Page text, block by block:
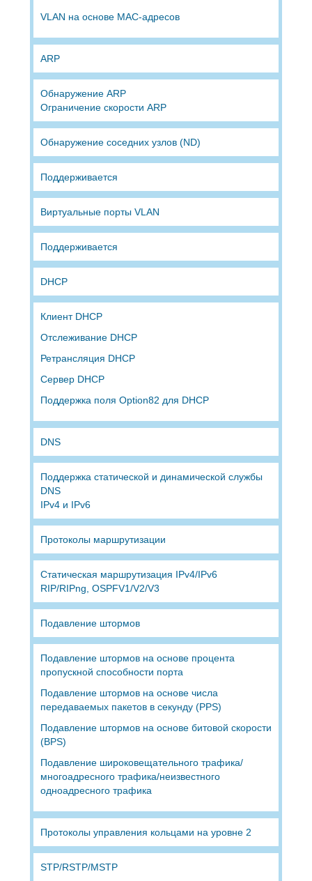
VLAN на основе MAC-адресов
ARP
Обнаружение ARP
Ограничение скорости ARP
Обнаружение соседних узлов (ND)
Поддерживается
Виртуальные порты VLAN
Поддерживается
DHCP
Клиент DHCP
Отслеживание DHCP
Ретрансляция DHCP
Сервер DHCP
Поддержка поля Option82 для DHCP
DNS
Поддержка статической и динамической службы
DNS
IPv4 и IPv6
Протоколы маршрутизации
Статическая маршрутизация IPv4/IPv6
RIP/RIPng, OSPFV1/V2/V3
Подавление штормов
Подавление штормов на основе процента
пропускной способности порта
Подавление штормов на основе числа
передаваемых пакетов в секунду (PPS)
Подавление штормов на основе битовой скорости
(BPS)
Подавление широковещательного трафика/
многоадресного трафика/неизвестного
одноадресного трафика
Протоколы управления кольцами на уровне 2
STP/RSTP/MSTP